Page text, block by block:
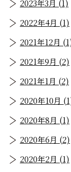
2023年3月 (1)
2022年4月 (1)
2021年12月
2021年9月 (2)
2021年1月 (2)
2020年10月
2020年8月 (1)
2020年6月 (2)
2020年2月 (1)